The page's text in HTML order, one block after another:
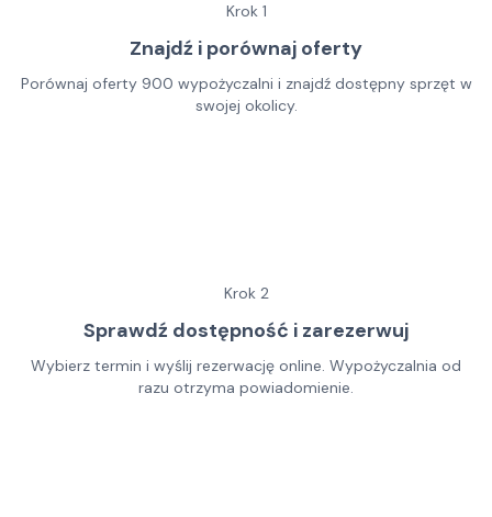
Krok 1
Znajdź i porównaj oferty
Porównaj oferty 900 wypożyczalni i znajdź dostępny sprzęt w
swojej okolicy.
Krok 2
Sprawdź dostępność i zarezerwuj
Wybierz termin i wyślij rezerwację online. Wypożyczalnia od
razu otrzyma powiadomienie.